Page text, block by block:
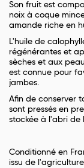
Son fruit est
noix à coque
amande riche en
L'huile de
régénérantes et
sèches et aux
est connue pour
jambes.
Afin de conserver
sont pressés en
stockée à l'abri de
Conditionné en
issu de